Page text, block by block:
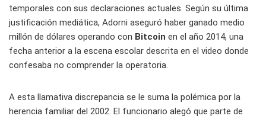
temporales con sus declaraciones actuales. Según su última
justificación mediática, Adorni aseguró haber ganado medio
millón de dólares operando con Bitcoin en el año 2014, una
fecha anterior a la escena escolar descrita en el video donde
confesaba no comprender la operatoria.
A esta llamativa discrepancia se le suma la polémica por la
herencia familiar del 2002. El funcionario alegó que parte de